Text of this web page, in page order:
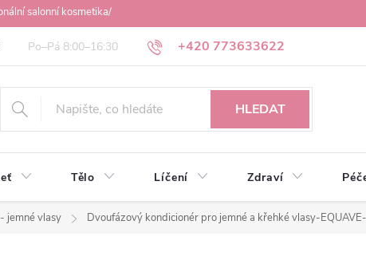
salonní kosmetika/
+420 773633622
ochrany osobních údajů Obchodní podmínky Osobní odběr v
HLEDAT
Tělo Líčení Zdraví
jemné vlasy Dvoufázový kondicionér pro jemné a křehké vlasy-